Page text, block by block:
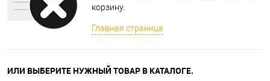
корзину.
Главная страница
ИЛИ ВЫБЕРИТЕ НУЖНЫЙ ТОВАР В КАТАЛОГЕ.